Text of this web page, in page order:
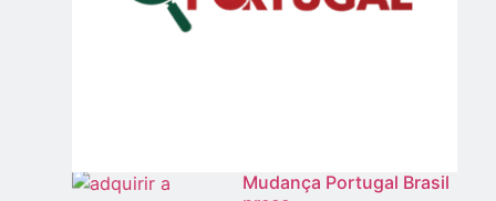
Mudança Portugal Brasil